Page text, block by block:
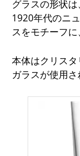
グラスの形状は
1920年代のニ
スをモチーフに
本体はクリス
ガラスが使用さ